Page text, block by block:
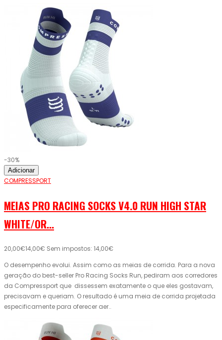
-30%
Adicionar
COMPRESSPORT
MEIAS PRO RACING SOCKS V4.0 RUN HIGH STAR
WHITE/OR...
20,00€14,00€ Sem impostos: 14,00€
O desempenho evolui. Assim como as meias de corrida. Para a nova
geração do best-seller Pro Racing Socks Run, pediram aos corredores
da Compressport que dissessem exatamente o que eles gostavam,
precisavam e queriam. O resultado é uma meia de corrida projetada
especificamente para oferecer aer..